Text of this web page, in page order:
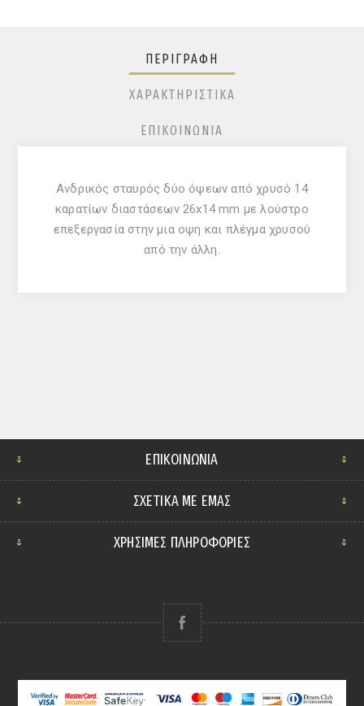
ΠΕΡΙΓΡΑΦΉ
ΧΑΡΑΚΤΗΡΙΣΤΙΚΆ
ΕΠΙΚΟΙΝΩΝΊΑ
Ανδρικός σταυρός δύο όψεων από χρυσό 14
καρατίων διαστάσεων 26x14 mm με λούστρο
επεξεργασία στην μια οψη και πλέγμα χρυσού
από την άλλη.
ΕΠΙΚΟΙΝΩΝΊΑ
ΣΧΕΤΙΚΆ ΜΕ ΕΜΆΣ
ΧΡΗΣΙΜΕΣ ΠΛΗΡΟΦΟΡΙΕΣ